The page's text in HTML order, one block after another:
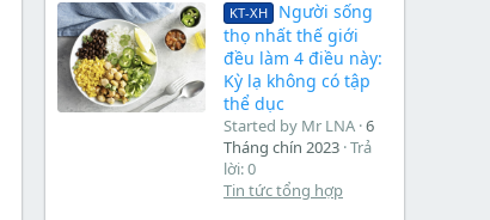
KT-XH
Người sống
thọ nhất thế giới
đều làm 4 điều này:
Kỳ lạ không có tập
thể dục
Started by Mr LNA 6
Tháng chín 2023 Trả
lời: 0
Tin tức tổng hợp